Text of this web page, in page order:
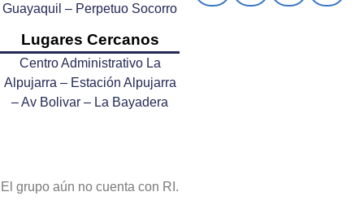
Guayaquil – Perpetuo Socorro
Lugares Cercanos
Centro Administrativo La
Alpujarra – Estación Alpujarra
– Av Bolivar – La Bayadera
El grupo aún no cuenta con RI.